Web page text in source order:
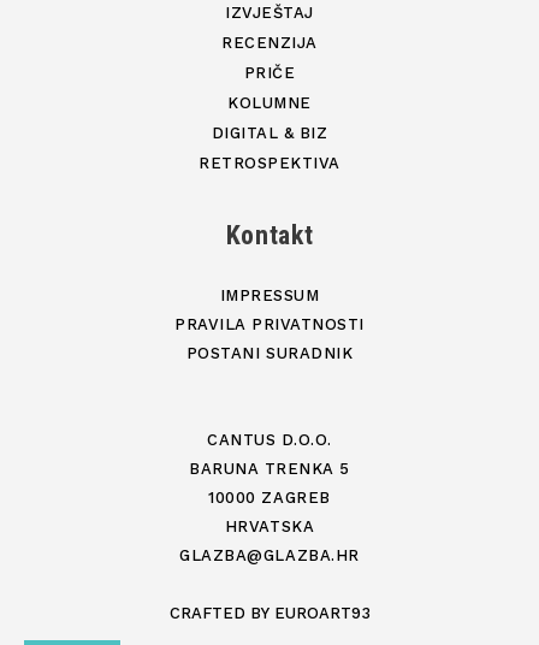
IZVJEŠTAJ
RECENZIJA
PRIČE
KOLUMNE
DIGITAL & BIZ
RETROSPEKTIVA
Kontakt
IMPRESSUM
PRAVILA PRIVATNOSTI
POSTANI SURADNIK
CANTUS D.O.O.
BARUNA TRENKA 5
10000 ZAGREB
HRVATSKA
GLAZBA@GLAZBA.HR
CRAFTED BY EUROART93